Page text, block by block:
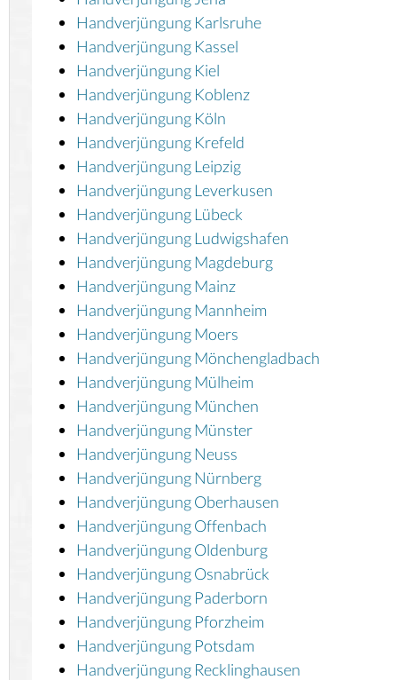
Handverjüngung Karlsruhe
Handverjüngung Kassel
Handverjüngung Kiel
Handverjüngung Koblenz
Handverjüngung Köln
Handverjüngung Krefeld
Handverjüngung Leipzig
Handverjüngung Leverkusen
Handverjüngung Lübeck
Handverjüngung Ludwigshafen
Handverjüngung Magdeburg
Handverjüngung Mainz
Handverjüngung Mannheim
Handverjüngung Moers
Handverjüngung Mönchengladbach
Handverjüngung Mülheim
Handverjüngung München
Handverjüngung Münster
Handverjüngung Neuss
Handverjüngung Nürnberg
Handverjüngung Oberhausen
Handverjüngung Offenbach
Handverjüngung Oldenburg
Handverjüngung Osnabrück
Handverjüngung Paderborn
Handverjüngung Pforzheim
Handverjüngung Potsdam
Handverjüngung Recklinghausen